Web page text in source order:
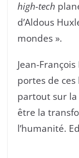
high-tech
d’Aldous
mondes ».
Jean-
portes de
partout sur
être la
l’humanité.